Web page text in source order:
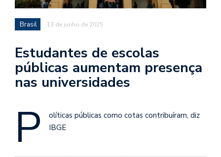
Brasil 13 de junho de 2025
Estudantes de escolas
públicas aumentam presença
nas universidades
P
olíticas públicas como cotas contribuíram, diz
IBGE